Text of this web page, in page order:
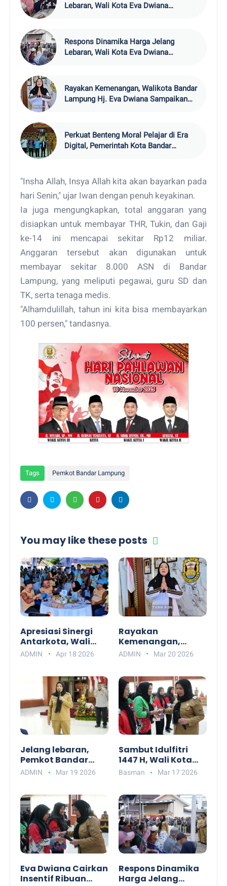
Lebaran, Wali Kota Eva Dwiana
Lampung
Respons Dinamika Harga Jelang
Lebaran, Wali Kota Eva Dwiana
Lampung
Rayakan Kemenangan, Walikota Bandar
Lampung Hj. Eva Dwiana Sampaikan
Perkuat Benteng Moral Pelajar di Era
Digital, Pemerintah Kota Bandar
"Insha Allah, Insya Allah kita akan bayarkan pada
hari Senin," ujar Iwan dengan penuh keyakinan.
Ia juga mengungkapkan, total anggaran yang
disiapkan untuk membayar THR, Tukin, dan Gaji
ke-14 ini mencapai sekitar Rp12 miliar.
Anggaran tersebut akan digunakan untuk
membayar sekitar 8.000 ASN di Bandar
Lampung, yang meliputi pegawai, guru SD dan
TK, serta tenaga medis.
"Alhamdulillah, tahun ini kita bisa membayarkan
100 persen," tandasnya.
Tags Pemkot Bandar Lampung
You may like these posts
Apresiasi Sinergi
Antarkota, Wali
Kota Solo Respati
Ardi Dorong
dalam APEKSI
Outlook 2025 di
Bandar Lampung
ADMIN Apr 18 2026
Rayakan
Kemenangan,
Walikota Bandar
Pesan Kedamaian
dan Kebersamaan
di Hari Raya Idulfitri
ADMIN Mar 20 2026
Jelang lebaran,
Pemkot Bandar
Lampung berikan
waktu
ADMIN Mar 19 2026
Sambut Idulfitri
1447 H, Wali Kota
Eva Dwiana
Waktu Pemkot
Bandar Lampung
Basman Mar 17 2026
Eva Dwiana Cairkan
Insentif Ribuan
Respons Dinamika
Harga Jelang